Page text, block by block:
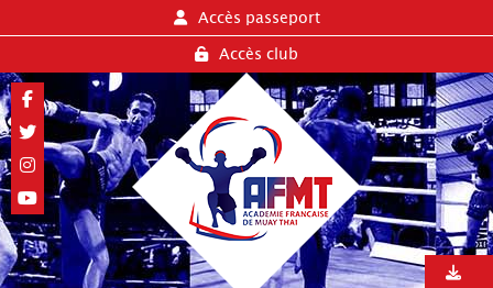
Accès passeport
Accès club